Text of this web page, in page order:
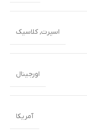
اسپرت,کلاسیک
اورجینال
آمریکا